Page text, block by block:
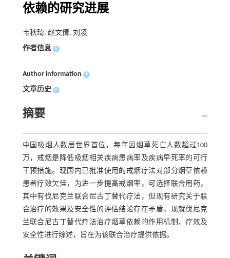
依赖的研究进展
韦秋琦, 赵文倩, 刘凌
作者信息 +
Author information +
文章历史 +
摘要
中国吸烟人数居世界首位，每年因烟草死亡人数超过100
万，戒烟是降低吸烟相关疾病患病率及疾病早死率的可行
干预措施。现国内已批准使用的戒烟疗法对部分烟草依赖
患者疗效欠佳，为进一步提高戒烟率，可选择联合用药，
其中有伐尼克兰联合尼古丁替代疗法，但现有研究关于联
合治疗的效果及安全性的评估结论存在矛盾，现就伐尼克
兰联合尼古丁替代疗法治疗烟草依赖的作用机制、疗效及
安全性进行综述，旨在为该联合治疗提供依据。